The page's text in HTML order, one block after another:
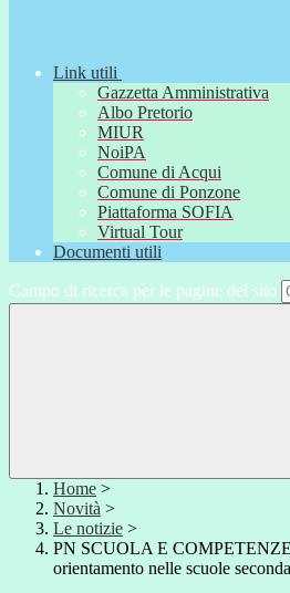
Link utili
Gazzetta Amministrativa
Albo Pretorio
MIUR
NoiPA
Comune di Acqui
Comune di Ponzone
Piattaforma SOFIA
Virtual Tour
Documenti utili
Campo di ricerca per le pagine del sito
Home >
Novità >
Le notizie >
PN SCUOLA E
orientamento nelle scuole